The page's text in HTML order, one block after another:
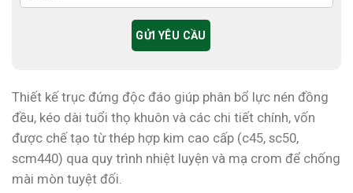
Thiết kế trục đứng độc đáo giúp phân bổ lực nén đồng
đều, kéo dài tuổi thọ khuôn và các chi tiết chính, vốn
được chế tạo từ thép hợp kim cao cấp (c45, sc50,
scm440) qua quy trình nhiệt luyện và mạ crom để chống
mài mòn tuyệt đối.